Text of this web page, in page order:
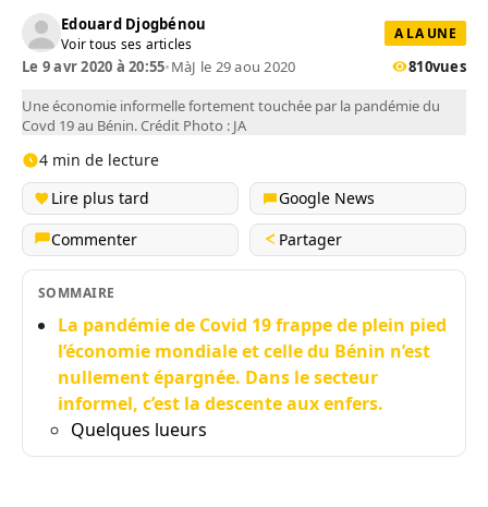
Edouard Djogbénou
Voir tous ses articles
A LA UNE
Le 9 avr 2020 à 20:55•MàJ le 29 aou 2020 810vues
Une économie informelle fortement touchée par la pandémie du
Covd 19 au Bénin. Crédit Photo : JA
4 min de lecture
Lire plus tard
Google News
Commenter
Partager
SOMMAIRE
La pandémie de Covid 19 frappe de plein pied
l’économie mondiale et celle du Bénin n’est
nullement épargnée. Dans le secteur
informel, c’est la descente aux enfers.
Quelques lueurs